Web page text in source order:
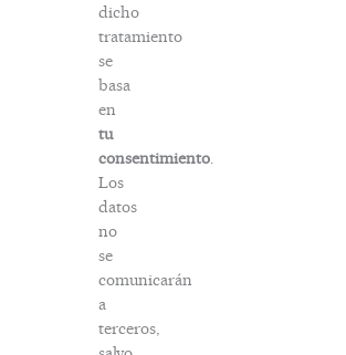
dicho
tratamiento
se
basa
en
tu
consentimiento.
Los
datos
no
se
comunicarán
a
terceros,